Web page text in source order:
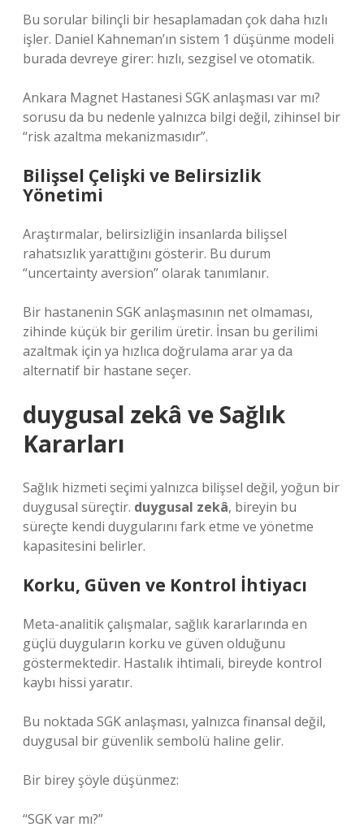
Bu sorular bilinçli bir hesaplamadan çok daha hızlı
işler. Daniel Kahneman’ın sistem 1 düşünme modeli
burada devreye girer: hızlı, sezgisel ve otomatik.
Ankara Magnet Hastanesi SGK anlaşması var mı?
sorusu da bu nedenle yalnızca bilgi değil, zihinsel bir
“risk azaltma mekanizmasıdır”.
Bilişsel Çelişki ve Belirsizlik
Yönetimi
Araştırmalar, belirsizliğin insanlarda bilişsel
rahatsızlık yarattığını gösterir. Bu durum
“uncertainty aversion” olarak tanımlanır.
Bir hastanenin SGK anlaşmasının net olmaması,
zihinde küçük bir gerilim üretir. İnsan bu gerilimi
azaltmak için ya hızlıca doğrulama arar ya da
alternatif bir hastane seçer.
duygusal zekâ ve Sağlık
Kararları
Sağlık hizmeti seçimi yalnızca bilişsel değil, yoğun bir
duygusal süreçtir. duygusal zekâ, bireyin bu
süreçte kendi duygularını fark etme ve yönetme
kapasitesini belirler.
Korku, Güven ve Kontrol İhtiyacı
Meta-analitik çalışmalar, sağlık kararlarında en
güçlü duyguların korku ve güven olduğunu
göstermektedir. Hastalık ihtimali, bireyde kontrol
kaybı hissi yaratır.
Bu noktada SGK anlaşması, yalnızca finansal değil,
duygusal bir güvenlik sembolü haline gelir.
Bir birey şöyle düşünmez:
“SGK var mı?”